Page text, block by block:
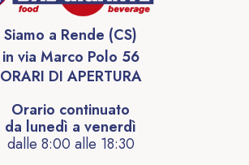
Siamo a Rende (CS)
in via Marco Polo 56
ORARI DI APERTURA
Orario continuato
da lunedì a venerdì
dalle 8:00 alle 18:30